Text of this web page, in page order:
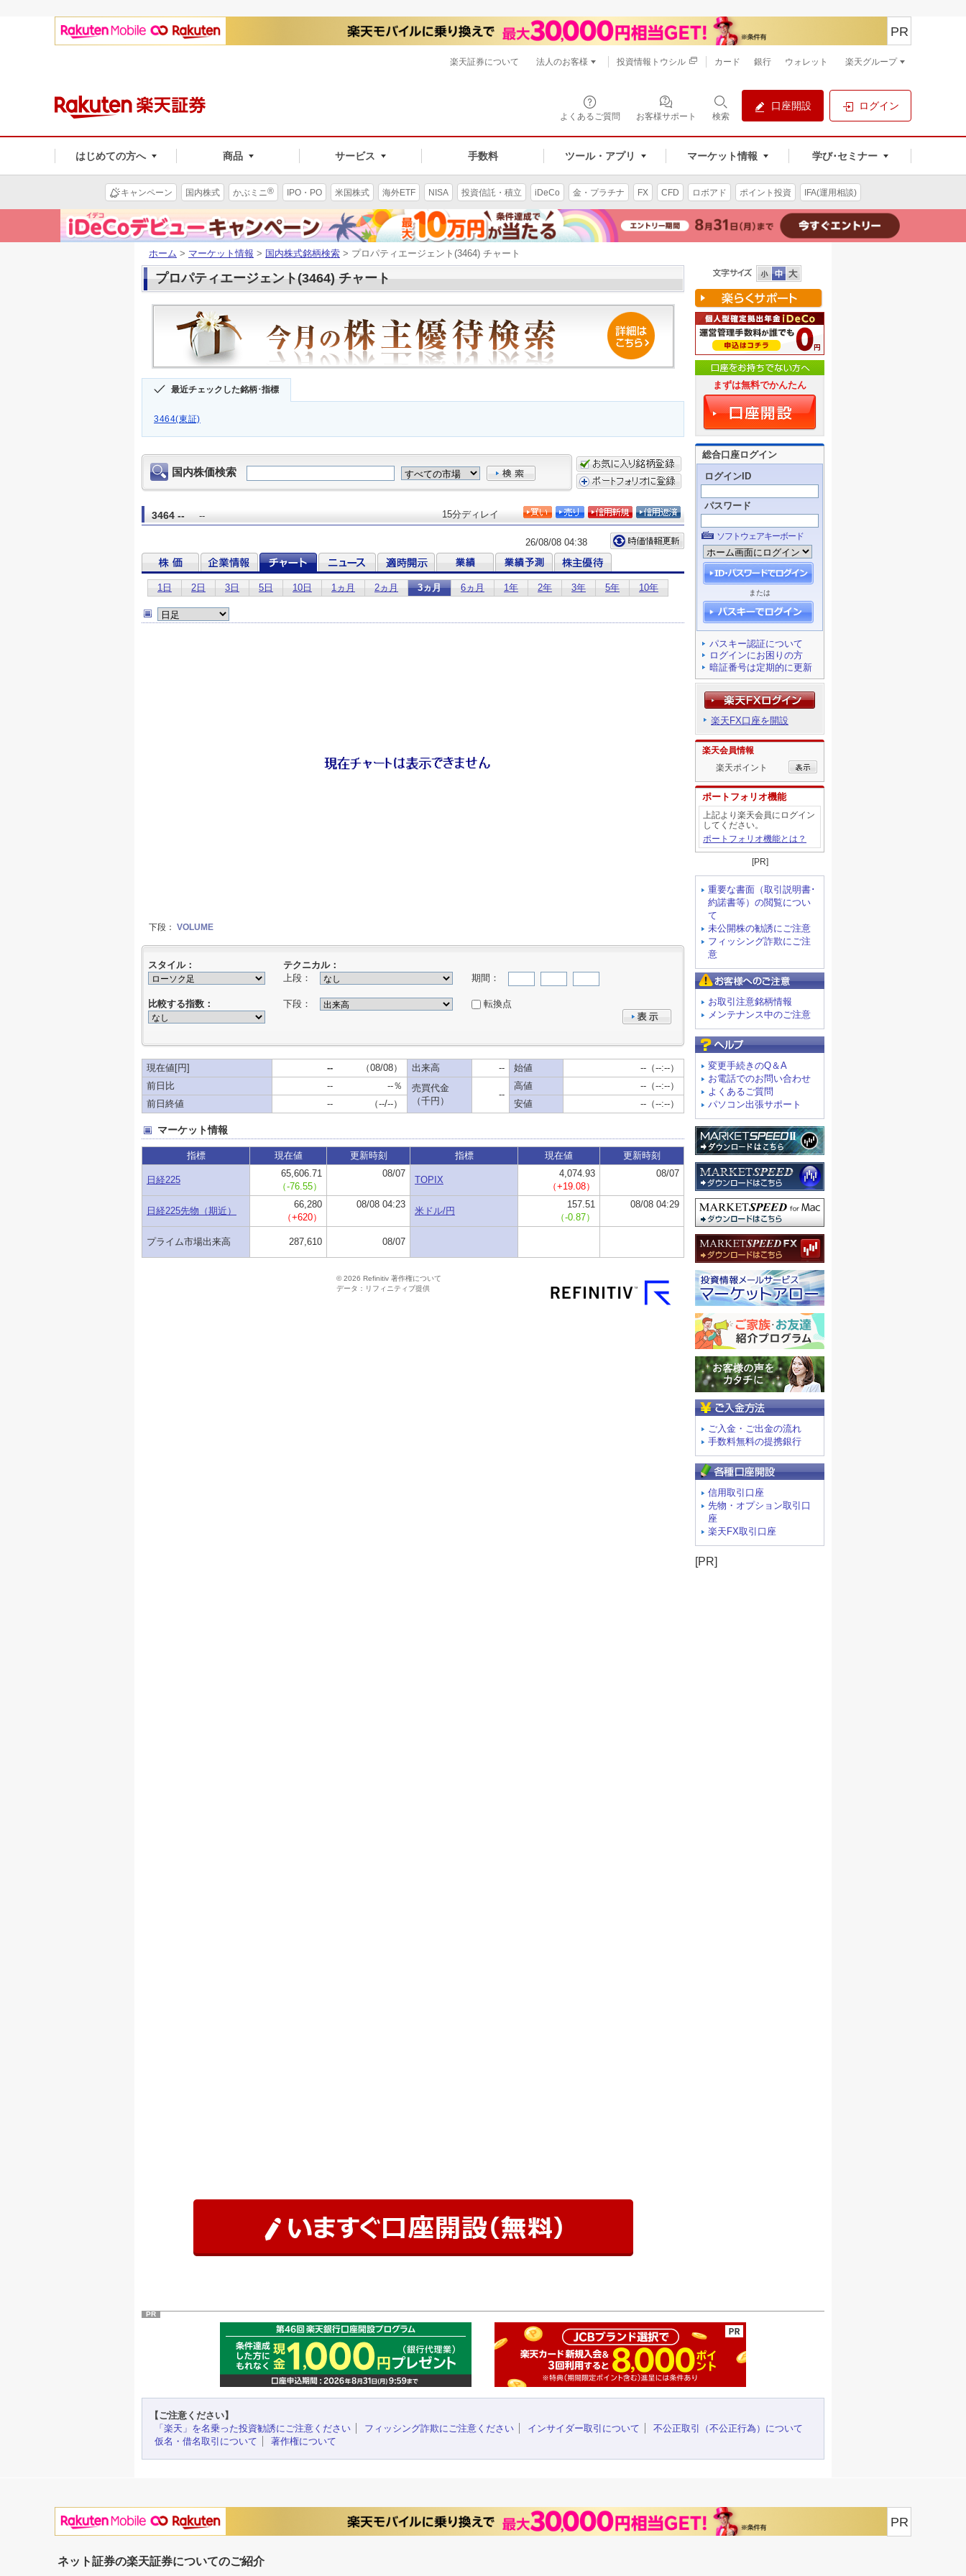
よくあるご質問 お客様サポート 検索
口座開設 ログイン
はじめての方へ 商品 サービス 手数料 ツール・アプリ マーケット情報 学び･セミナー
PR
楽天証券について 法人のお客様 投資情報トウシル カード 銀行 ウォレット 楽天グループ
キャンペーン 国内株式 かぶミニ® IPO・PO 米国株式 海外ETF NISA 投資信託・積立 iDeCo 金・プラチナ FX CFD ロボアド ポイント投資 IFA(運用相談)
ホーム > マーケット情報 > 国内株式銘柄検索 > プロパティエージェント(3464) チャート
プロパティエージェント(3464) チャート
最近チェックした銘柄･指標
3464(東証)
まずは無料でかんたん
総合口座ログイン
ログインID
パスワード
ソフトウェアキーボード
または
パスキー認証について
ログインにお困りの方
暗証番号は定期的に更新
楽天FX口座を開設
楽天会員情報
楽天ポイント
ポートフォリオ機能
上記より楽天会員にログイン
してください。
ポートフォリオ機能とは？
[PR]
重要な書面（取引説明書･
約諾書等）の閲覧につい
て
未公開株の勧誘にご注意
フィッシング詐欺にご注
意
お取引注意銘柄情報
メンテナンス中のご注意
変更手続きのQ＆A
お電話でのお問い合わせ
よくあるご質問
パソコン出張サポート
ご入金・ご出金の流れ
手数料無料の提携銀行
信用取引口座
先物・オプション取引口
座
楽天FX取引口座
[PR]
PR
【ご注意ください】
「楽天」を名乗った投資勧誘にご注意ください
フィッシング詐欺にご注意ください インサイダー取引について
不公正取引（不公正行為）について
仮名・借名取引について
著作権について
PR
ネット証券の楽天証券についてのご紹介